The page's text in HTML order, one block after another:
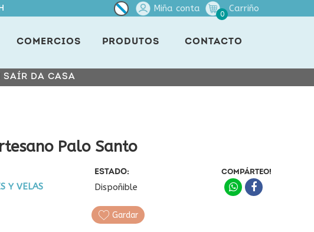
Miña conta
0
Carriño
COMERCIOS PRODUTOS CONTACTO
SAÍR DA CASA
Palo Santo
Y VELAS
ESTADO:
Dispoñible
COMPÁRTEO!
Gardar